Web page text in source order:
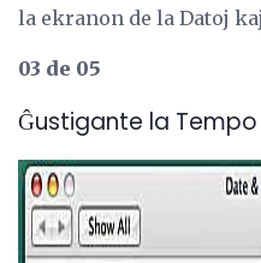
la ekranon de la Datoj
03 de 05
Ĝustigante la Tempo